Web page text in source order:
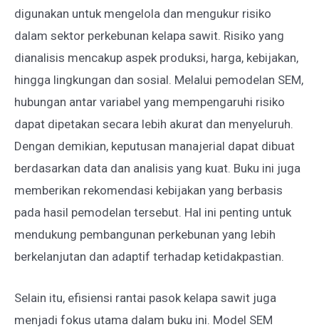
digunakan untuk mengelola dan mengukur risiko
dalam sektor perkebunan kelapa sawit. Risiko yang
dianalisis mencakup aspek produksi, harga, kebijakan,
hingga lingkungan dan sosial. Melalui pemodelan SEM,
hubungan antar variabel yang mempengaruhi risiko
dapat dipetakan secara lebih akurat dan menyeluruh.
Dengan demikian, keputusan manajerial dapat dibuat
berdasarkan data dan analisis yang kuat. Buku ini juga
memberikan rekomendasi kebijakan yang berbasis
pada hasil pemodelan tersebut. Hal ini penting untuk
mendukung pembangunan perkebunan yang lebih
berkelanjutan dan adaptif terhadap ketidakpastian.
Selain itu, efisiensi rantai pasok kelapa sawit juga
menjadi fokus utama dalam buku ini. Model SEM